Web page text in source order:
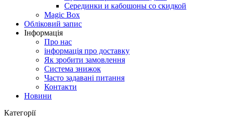
Серединки и кабошоны со скидкой
Magic Box
Обліковий запис
Інформація
Про нас
інформація про доставку
Як зробити замовлення
Система знижок
Часто задавані питання
Контакти
Новини
Категорії